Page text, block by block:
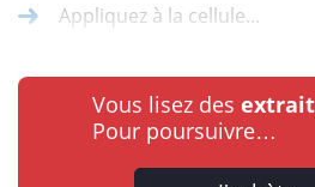
Appliquez à la cellule...
Vous lisez des
Pour poursuivre…